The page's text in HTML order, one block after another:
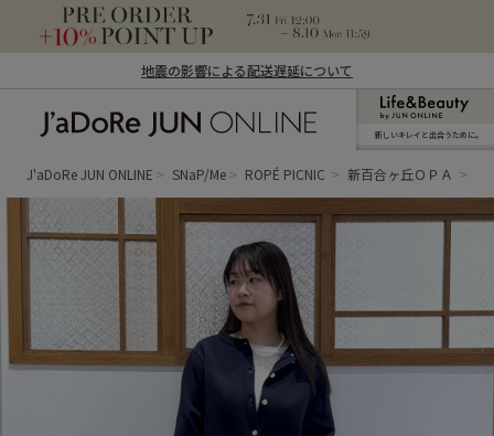
地震の影響による配送遅延について
ン オンライン）
新しいキレイと出合うために。
J'aDoRe JUN ONLINE SNaP/Me ROPÉ PICNIC 新百合ヶ丘ＯＰＡ